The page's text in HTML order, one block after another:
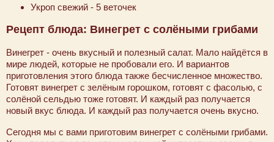
Укроп свежий - 5 веточек
Рецепт блюда: Винегрет с солёными грибами
Винегрет - очень вкусный и полезный салат. Мало найдётся в
мире людей, которые не пробовали его. И вариантов
приготовления этого блюда также бесчисленное множество.
Готовят винегрет с зелёным горошком, готовят с фасолью, с
солёной сельдью тоже готовят. И каждый раз получается
новый вкус блюда. И каждый раз получается очень вкусно.
Сегодня мы с вами приготовим винегрет с солёными грибами.